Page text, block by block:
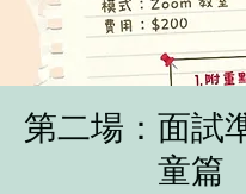
第二場：面試
童篇